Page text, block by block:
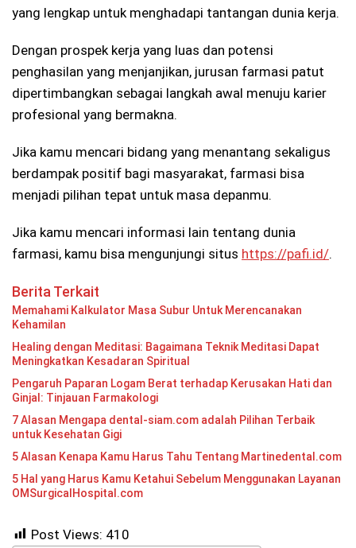
yang lengkap untuk menghadapi tantangan dunia kerja.
Dengan prospek kerja yang luas dan potensi
penghasilan yang menjanjikan, jurusan farmasi patut
dipertimbangkan sebagai langkah awal menuju karier
profesional yang bermakna.
Jika kamu mencari bidang yang menantang sekaligus
berdampak positif bagi masyarakat, farmasi bisa
menjadi pilihan tepat untuk masa depanmu.
Jika kamu mencari informasi lain tentang dunia
farmasi, kamu bisa mengunjungi situs https://pafi.id/.
Berita Terkait
Memahami Kalkulator Masa Subur Untuk Merencanakan
Kehamilan
Healing dengan Meditasi: Bagaimana Teknik Meditasi Dapat
Meningkatkan Kesadaran Spiritual
Pengaruh Paparan Logam Berat terhadap Kerusakan Hati dan
Ginjal: Tinjauan Farmakologi
7 Alasan Mengapa dental-siam.com adalah Pilihan Terbaik
untuk Kesehatan Gigi
5 Alasan Kenapa Kamu Harus Tahu Tentang Martinedental.com
5 Hal yang Harus Kamu Ketahui Sebelum Menggunakan Layanan
OMSurgicalHospital.com
Post Views: 410